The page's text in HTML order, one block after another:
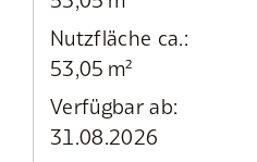
Nutzfläche ca.:
53,05 m²
Verfügbar ab:
31.08.2026